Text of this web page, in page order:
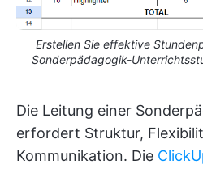
Erstellen Sie effektive
Sonderpädagogik-
Die Leitung einer
erfordert Struktur,
Kommunikation. Die